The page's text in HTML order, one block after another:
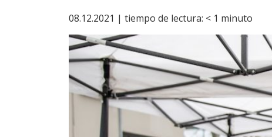
08.12.2021 | tiempo de lectura: < 1 minuto